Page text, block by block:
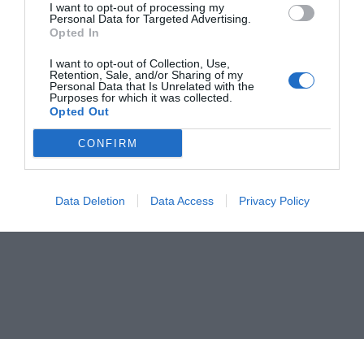
I want to opt-out of processing my
Personal Data for Targeted Advertising.
Opted In
I want to opt-out of Collection, Use,
Retention, Sale, and/or Sharing of my
Personal Data that Is Unrelated with the
Purposes for which it was collected.
Opted Out
CONFIRM
Data Deletion Data Access Privacy Policy